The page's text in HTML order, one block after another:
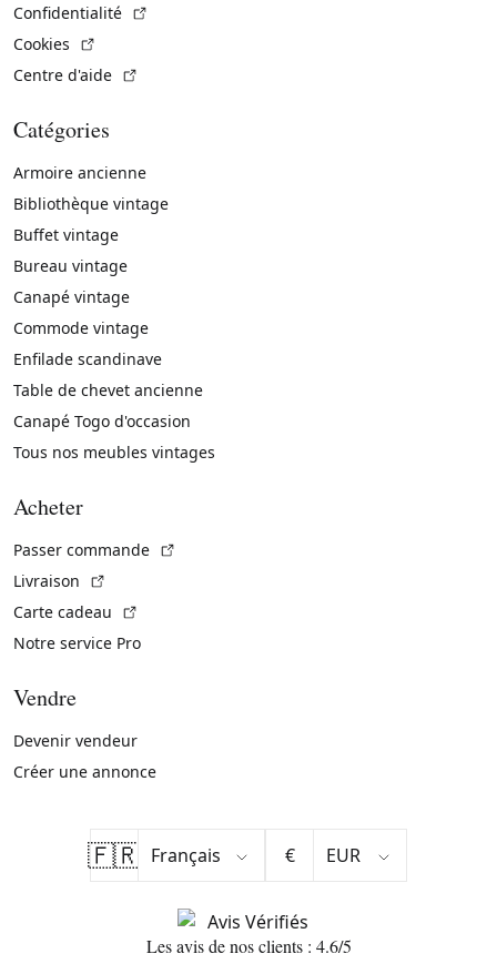
Confidentialité
Cookies
Centre d'aide
Catégories
Armoire ancienne
Bibliothèque vintage
Buffet vintage
Bureau vintage
Canapé vintage
Commode vintage
Enfilade scandinave
Table de chevet ancienne
Canapé Togo d'occasion
Tous nos meubles vintages
Acheter
Passer commande
Livraison
Carte cadeau
Notre service Pro
Vendre
Devenir vendeur
Créer une annonce
🇫🇷 €
Les avis de nos clients : 4.6/5